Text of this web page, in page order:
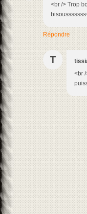
<br /> Trop
Répondre
T
<br